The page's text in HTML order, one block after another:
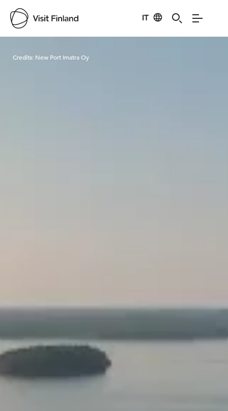
IT
Credits: New Port Imatra Oy